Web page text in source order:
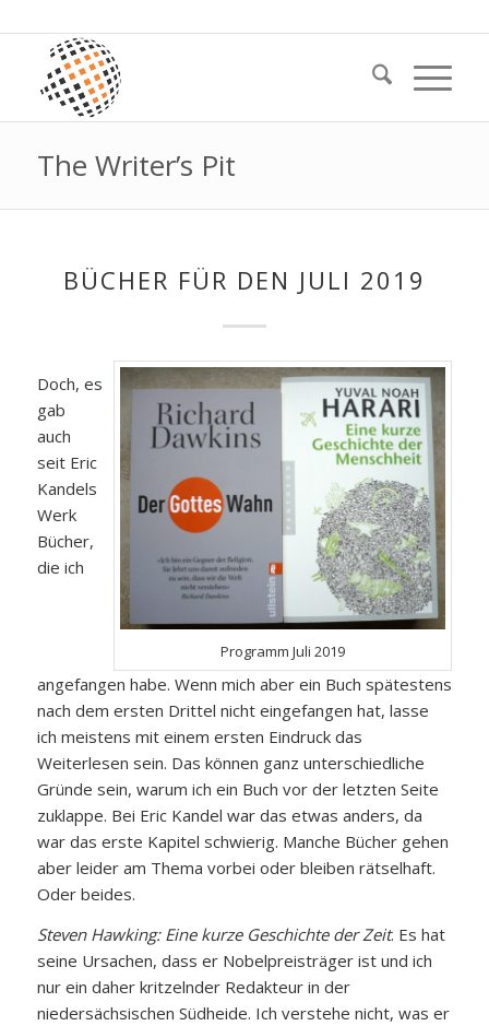
The Writer’s Pit
BÜCHER FÜR DEN JULI 2019
Programm Juli 2019
Doch, es
gab
auch
seit Eric
Kandels
Werk
Bücher,
die ich
angefangen habe. Wenn mich aber ein Buch spätestens
nach dem ersten Drittel nicht eingefangen hat, lasse
ich meistens mit einem ersten Eindruck das
Weiterlesen sein. Das können ganz unterschiedliche
Gründe sein, warum ich ein Buch vor der letzten Seite
zuklappe. Bei Eric Kandel war das etwas anders, da
war das erste Kapitel schwierig. Manche Bücher gehen
aber leider am Thema vorbei oder bleiben rätselhaft.
Oder beides.
Steven Hawking: Eine kurze Geschichte der Zeit. Es hat
seine Ursachen, dass er Nobelpreisträger ist und ich
nur ein daher kritzelnder Redakteur in der
niedersächsischen Südheide. Ich verstehe nicht, was er